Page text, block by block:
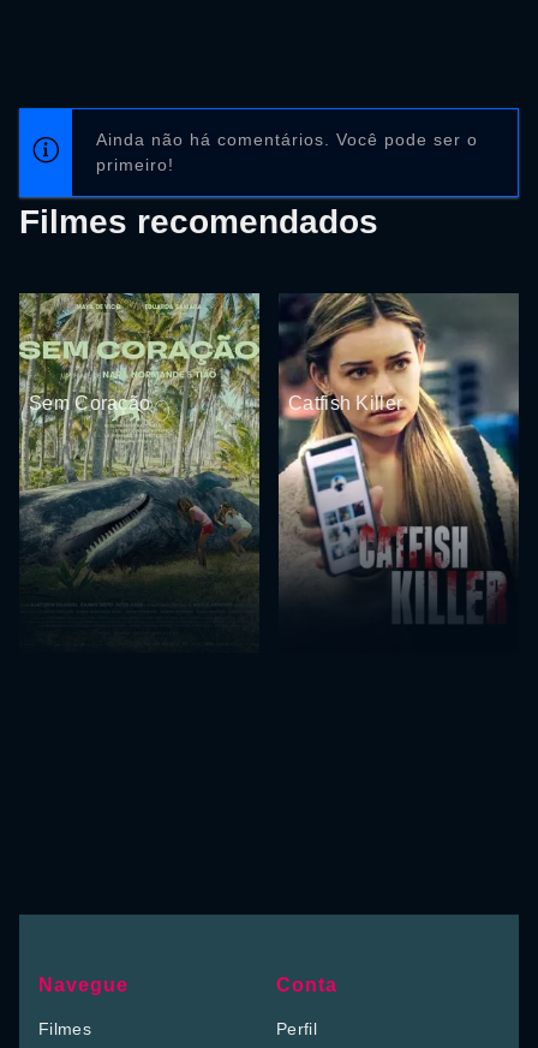
Ainda não há comentários. Você pode ser o
primeiro!
Filmes recomendados
Sem Coração Catfish Killer
Navegue
Filmes
Conta
Perfil